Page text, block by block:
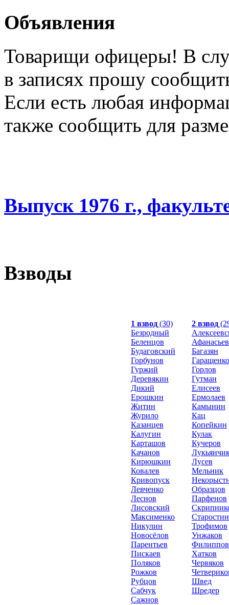
Объявления
Товарищи офицеры! В
в записях прошу
Если есть любая
также сообщить для
Выпуск 1976 г.,
Взводы
1 взвод (30)
Безродный
Беленцов
Будаговский
Горбунов
Гуржий
Деревякин
Дикий
Ерошкин
Житин
Журило
Казанцев
Калугин
Карташов
Качанов
Кирюшкин
Ковалев
Кривопуск
Левченко
Леснов
Лисовский
Максименко
Никулин
Новосёлов
Парентьев
Пискаев
Поляков
Рожков
Рубцов
Сабчук
Сажнов
2 взвод
Афанасьев
Багазян
Гаращенко
Горлов
Гутман
Елисеев
Ермолаев
Камынин
Кац
Копейкин
Кулак
Кучеров
Лусев
Мельник
Образцов
Парфенов
Старостин
Трофимов
Унжаков
Филиппов
Хатков
Червяков
Швед
Шредер